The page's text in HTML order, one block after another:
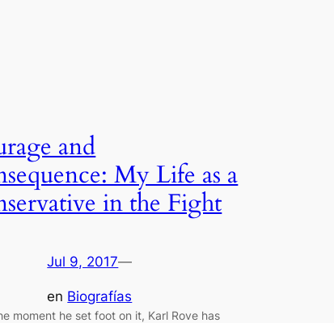
and
My Life as a
in the Fight
Jul 9, 2017—
en Biografías
moment he set foot on it, Karl Rove has